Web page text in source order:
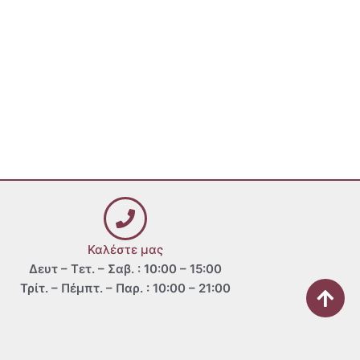
Καλέστε μας
Δευτ – Τετ. – Σαβ. : 10:00 – 15:00
Τρίτ. – Πέμπτ. – Παρ. : 10:00 – 21:00